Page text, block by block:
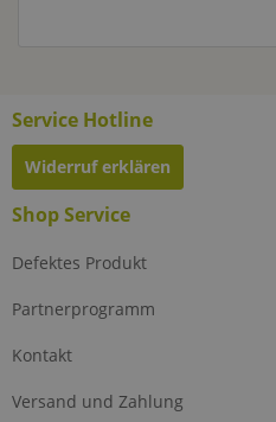
Service Hotline
Widerruf erklären
Shop Service
Defektes Produkt
Partnerprogramm
Kontakt
Versand und Zahlung